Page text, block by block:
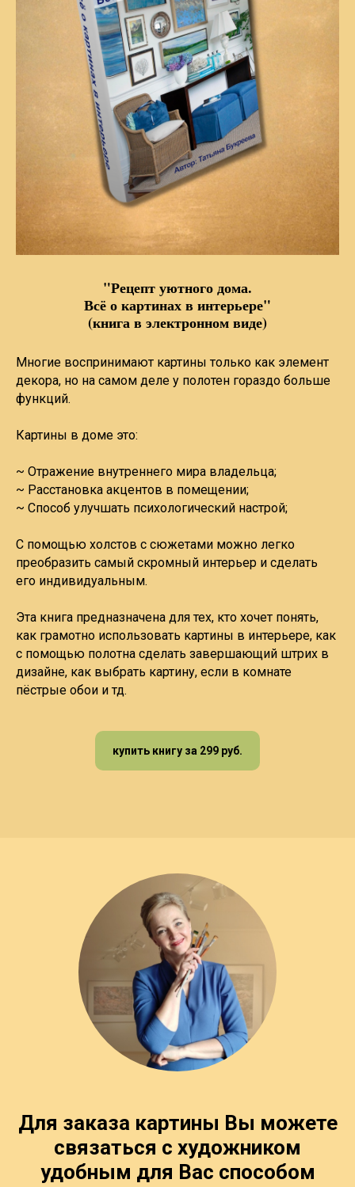
"Рецепт уютного дома.
Всё о картинах в интерьере"
(книга в электронном виде)
Многие воспринимают картины только как элемент
декора, но на самом деле у полотен гораздо больше
функций.
Картины в доме это:
~ Отражение внутреннего мира владельца;
~ Расстановка акцентов в помещении;
~ Способ улучшать психологический настрой;
С помощью холстов с сюжетами можно легко
преобразить самый скромный интерьер и сделать
его индивидуальным.
Эта книга предназначена для тех, кто хочет понять,
как грамотно использовать картины в интерьере, как
с помощью полотна сделать завершающий штрих в
дизайне, как выбрать картину, если в комнате
пёстрые обои и тд.
купить книгу за 299 руб.
Для заказа картины Вы можете
связаться с художником
удобным для Вас способом